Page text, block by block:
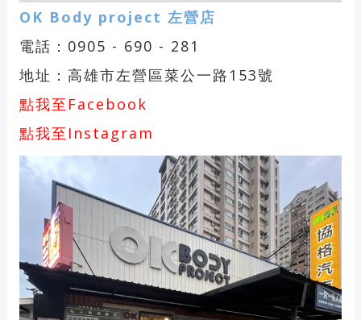
OK Body project 左營店
電話：0905 - 690 - 281
地址：高雄市左營區菜公一路153號
點我至Facebook
點我至Instagram